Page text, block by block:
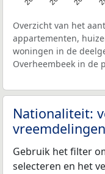
Overzicht van het
appartementen,
woningen in de
Overheembeek in de
Nationaliteit:
Gebruik het filter
selecteren en het